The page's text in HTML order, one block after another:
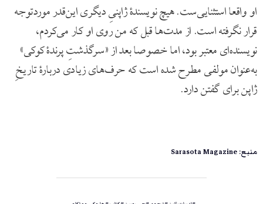
او واقعا استثنایی‌ست. هیچ نویسندۀ ژاپنیِ دیگری این‌قدر موردتوجه
قرار نگرفته است. از مدت‌ها قبل که من روی او کار می‌کردم،
نویسنده‌ای معتبر بود، اما خصوصا بعد از «سرگذشتِ پرندۀ کوکی»
به‌عنوان مولفی مطرح شده است که حرف‌های زیادی دربارۀ تاریخِ
ژاپن برای گفتن دارد.
منبع: Sarasota Magazine